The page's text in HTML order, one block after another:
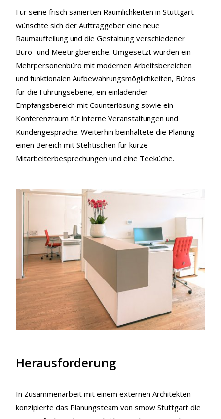
Für seine frisch sanierten Räumlichkeiten in Stuttgart
wünschte sich der Auftraggeber eine neue
Raumaufteilung und die Gestaltung verschiedener
Büro- und Meetingbereiche. Umgesetzt wurden ein
Mehrpersonenbüro mit modernen Arbeitsbereichen
und funktionalen Aufbewahrungsmöglichkeiten, Büros
für die Führungsebene, ein einladender
Empfangsbereich mit Counterlösung sowie ein
Konferenzraum für interne Veranstaltungen und
Kundengespräche. Weiterhin beinhaltete die Planung
einen Bereich mit Stehtischen für kurze
Mitarbeiterbesprechungen und eine Teeküche.
Herausforderung
In Zusammenarbeit mit einem externen Architekten
konzipierte das Planungsteam von smow Stuttgart die